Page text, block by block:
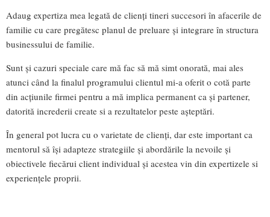
Adaug expertiza mea legată de clienți tineri succesori în afacerile de
familie cu care pregătesc planul de preluare și integrare în structura
businessului de familie.
Sunt și cazuri speciale care mă fac să mă simt onorată, mai ales
atunci când la finalul programului clientul mi-a oferit o cotă parte
din acțiunile firmei pentru a mă implica permanent ca și partener,
datorită increderii create si a rezultatelor peste așteptări.
În general pot lucra cu o varietate de clienți, dar este important ca
mentorul să își adapteze strategiile și abordările la nevoile și
obiectivele fiecărui client individual și acestea vin din expertizele si
experiențele proprii.